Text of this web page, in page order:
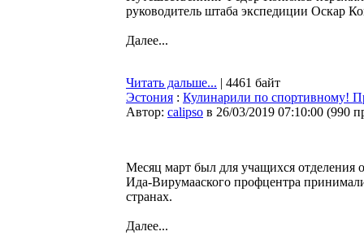
руководитель штаба экспедиции Оскар
Далее...
Читать дальше... | 4461 байт
Эстония : Кулинарили по спортивному!
Автор: calipso в 26/03/2019 07:10:00 (990
Месяц март был для учащихся
Ида-Вирумааского профцентра
странах.
Далее...